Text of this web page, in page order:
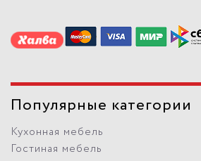
Популярные категории
Кухонная мебель
Гостиная мебель